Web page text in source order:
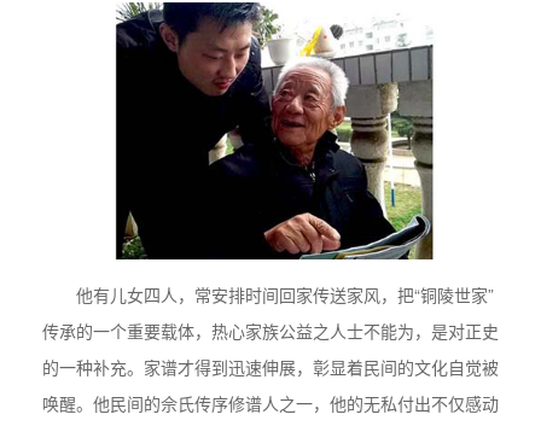
他有儿女四人，常安排时间回家传送家风，把“铜陵世家”
传承的一个重要载体，热心家族公益之人士不能为，是对正史
的一种补充。家谱才得到迅速伸展，彰显着民间的文化自觉被
唤醒。他民间的佘氏传序修谱人之一，他的无私付出不仅感动